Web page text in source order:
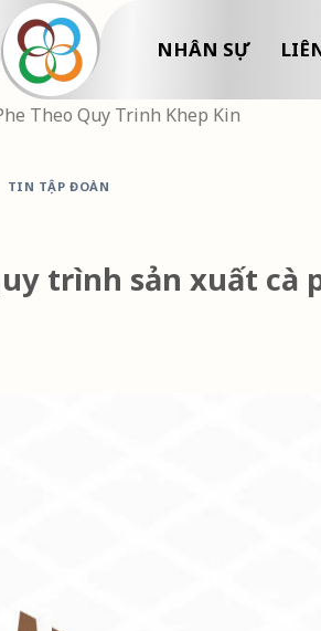
NHÂN SỰ
Theo Quy Trinh Khep Kin
TIN TẬP ĐOÀN
trình sản xuất cà